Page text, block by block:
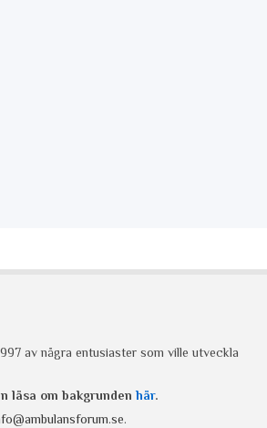
av några entusiaster som ville utveckla
läsa om bakgrunden här.
.